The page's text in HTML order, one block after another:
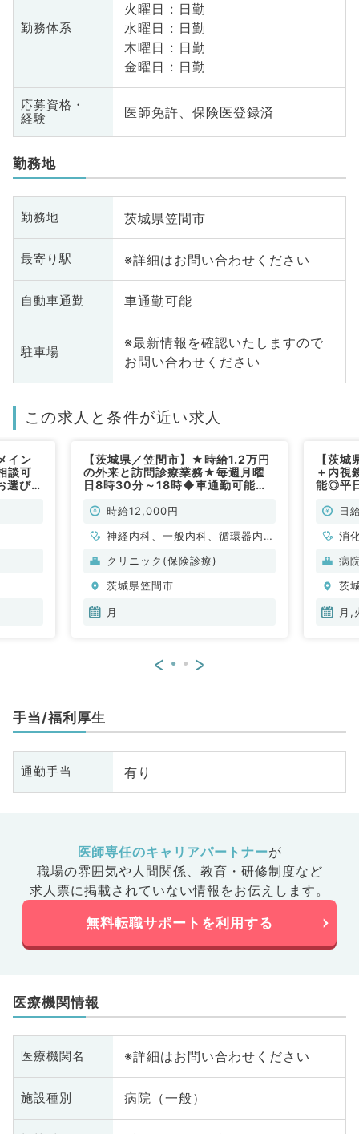
勤務体系
火曜日 : 日勤
水曜日 : 日勤
木曜日 : 日勤
金曜日 : 日勤
応募資格・
経験
医師免許、保険医登録済
勤務地
勤務地 茨城県笠間市
最寄り駅 ※詳細はお問い合わせください
自動車通勤 車通勤可能
駐車場
※最新情報を確認いたしますので
お問い合わせください
この求人と条件が近い求人
イン
談可
選びい
【茨城県／笠間市】★時給1.2万円
の外来と訪問診療業務★毎週月曜
日8時30分～18時◆車通勤可能で
／非常勤）
時給12,000円
神経内科、一般内科、循環器内
科、呼吸器内科、消化器内科、内
内科
クリニック(保険診療)
茨城県笠間市
月
【茨
＋内視
能◎平
科・日
消
病
茨
月,
< >
手当/福利厚生
通勤手当 有り
医師専任のキャリアパートナーが
職場の雰囲気や人間関係、 教育・研修制度など
求人票に掲載されていない情報をお伝えします。
無料転職サポートを利用する
医療機関情報
医療機関名 ※詳細はお問い合わせください
施設種別 病院（一般）